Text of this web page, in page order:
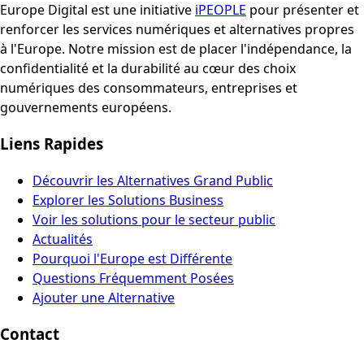
Europe Digital est une initiative iPEOPLE pour présenter et
renforcer les services numériques et alternatives propres
à l'Europe. Notre mission est de placer l'indépendance, la
confidentialité et la durabilité au cœur des choix
numériques des consommateurs, entreprises et
gouvernements européens.
Liens Rapides
Découvrir les Alternatives Grand Public
Explorer les Solutions Business
Voir les solutions pour le secteur public
Actualités
Pourquoi l'Europe est Différente
Questions Fréquemment Posées
Ajouter une Alternative
Contact